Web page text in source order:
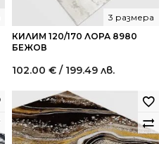
КИЛИМ 120/170 ЛОРА 8980
БЕЖОВ
3 размера
102.00 € / 199.49 лв.